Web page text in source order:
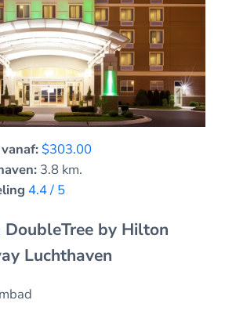
$303.00
3.8 km.
4.4 / 5
DoubleTree by Hilton
Luchthaven